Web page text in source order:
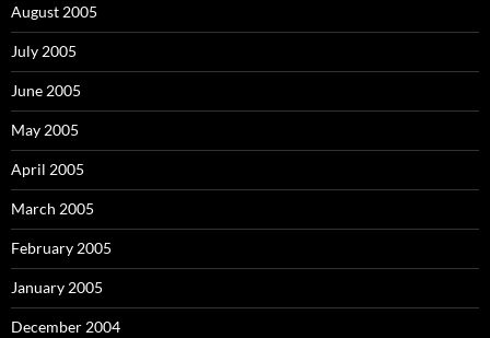
August 2005
July 2005
June 2005
May 2005
April 2005
March 2005
February 2005
January 2005
December 2004